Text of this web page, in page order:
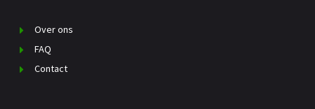
Over ons
FAQ
Contact